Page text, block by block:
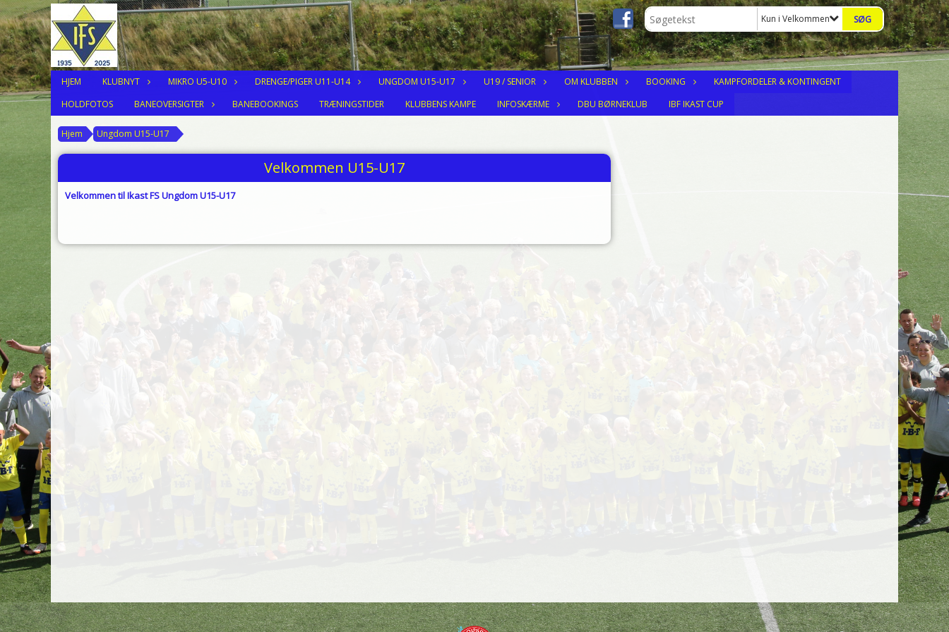
Kun i Velkommen U15-U17
HJEM KLUBNYT MIKRO U5-U10 DRENGE/PIGER U11-U14 UNGDOM U15-U17 U19 / SENIOR OM KLUBBEN BOOKING
KAMPFORDELER & KONTINGENT
HOLDFOTOS
BANEOVERSIGTER BANEBOOKINGS TRÆNINGSTIDER KLUBBENS KAMPE INFOSKÆRME DBU BØRNEKLUB IBF IKAST CUP
Hjem Ungdom U15-U17
Velkommen U15-U17
Velkommen til Ikast FS Ungdom U15-U17